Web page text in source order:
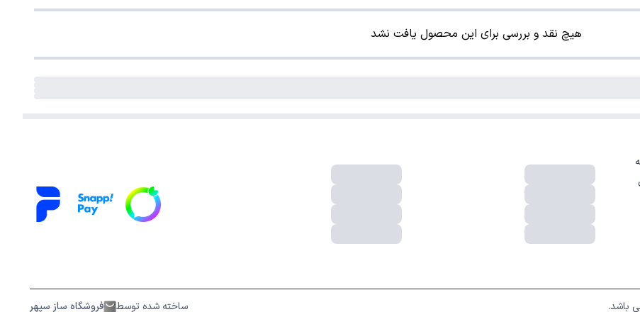
هیچ نقد و بررسی برای این محصول یافت نشد
باشد. ساخته شده توسط فروشگاه ساز سپهر